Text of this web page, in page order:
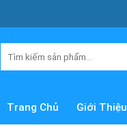
Trang Chủ Giới Thiệu